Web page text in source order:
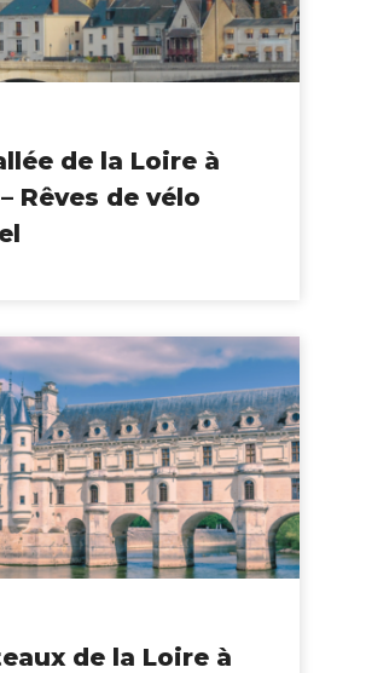
de la Loire à
Rêves de vélo
de la Loire à